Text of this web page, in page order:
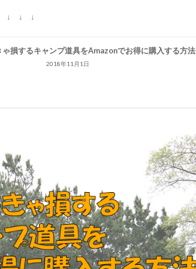
↓ ↓ ↓
ゃ損するキャンプ道具をAmazonでお得に購入する方法
2018年11月1日